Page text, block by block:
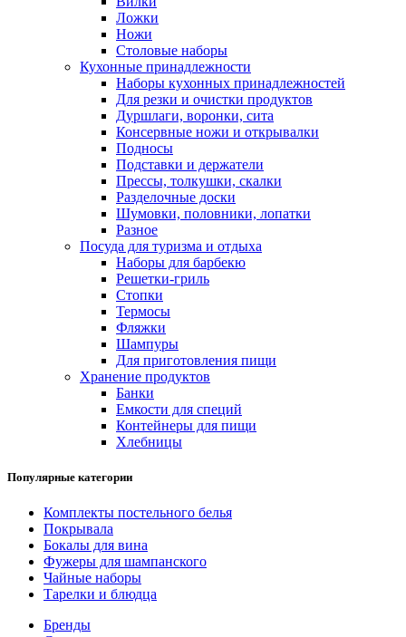
Ложки
Ножи
Столовые наборы
Кухонные принадлежности
Наборы кухонных принадлежностей
Для резки и очистки продуктов
Дуршлаги, воронки, сита
Консервные ножи и открывалки
Подносы
Подставки и держатели
Прессы, толкушки, скалки
Разделочные доски
Шумовки, половники, лопатки
Разное
Посуда для туризма и отдыха
Наборы для барбекю
Решетки-гриль
Стопки
Термосы
Фляжки
Шампуры
Для приготовления пищи
Хранение продуктов
Банки
Емкости для специй
Контейнеры для пищи
Хлебницы
Популярные категории
Комплекты постельного белья
Покрывала
Бокалы для вина
Фужеры для шампанского
Чайные наборы
Тарелки и блюдца
Бренды